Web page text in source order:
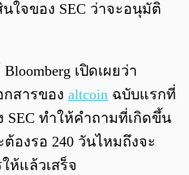
ใจของ SEC ว่าจะอนุมัติ
เปิดเผยว่า
กสารของ altcoin ฉบับแรกที่
SEC ทำให้คำถามที่เกิดขึ้น
องรอ 240 วันไหมถึงจะ
ห้แล้วเสร็จ